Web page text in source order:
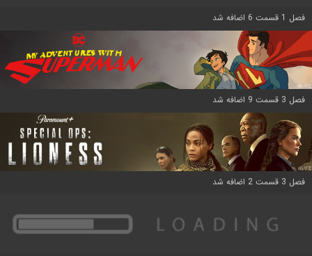
فصل 1 قسمت 6 اضافه شد
فصل 3 قسمت 9 اضافه شد
فصل 3 قسمت 2 اضافه شد